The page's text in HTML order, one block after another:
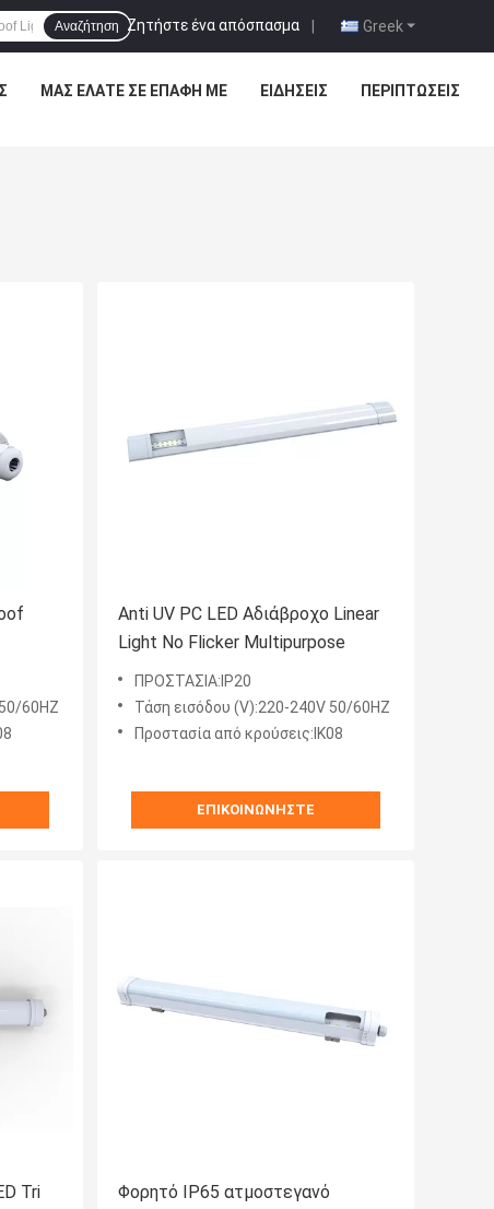
Greek
Ζητήστε ένα απόσπασμα |
Αναζήτηση
ΜΑΣ ΕΛΆΤΕ ΣΕ ΕΠΑΦΉ ΜΕ ΕΙΔΉΣΕΙΣ ΠΕΡΙΠΤΏΣΕΙΣ
60HZ
Anti UV PC LED Αδιάβροχο Linear
Light No Flicker Multipurpose
ΠΡΟΣΤΑΣΙΑ:IP20
Τάση εισόδου (V):220-240V 50/60HZ
Προστασία από κρούσεις:ΙΚ08
ΕΠΙΚΟΙΝΩΝΉΣΤΕ
Tri
Φορητό IP65 ατμοστεγανό